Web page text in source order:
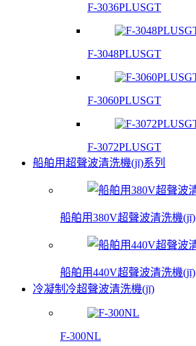
F-3036PLUSGT
F-3048PLUSGT
F-3060PLUSGT
F-3072PLUSGT
船舶用超聲波清洗機(jī)系列
船舶用380V超聲波清洗機(jī)
船舶用440V超聲波清洗機(jī)
冷凝制冷超聲波清洗機(jī)
F-300NL